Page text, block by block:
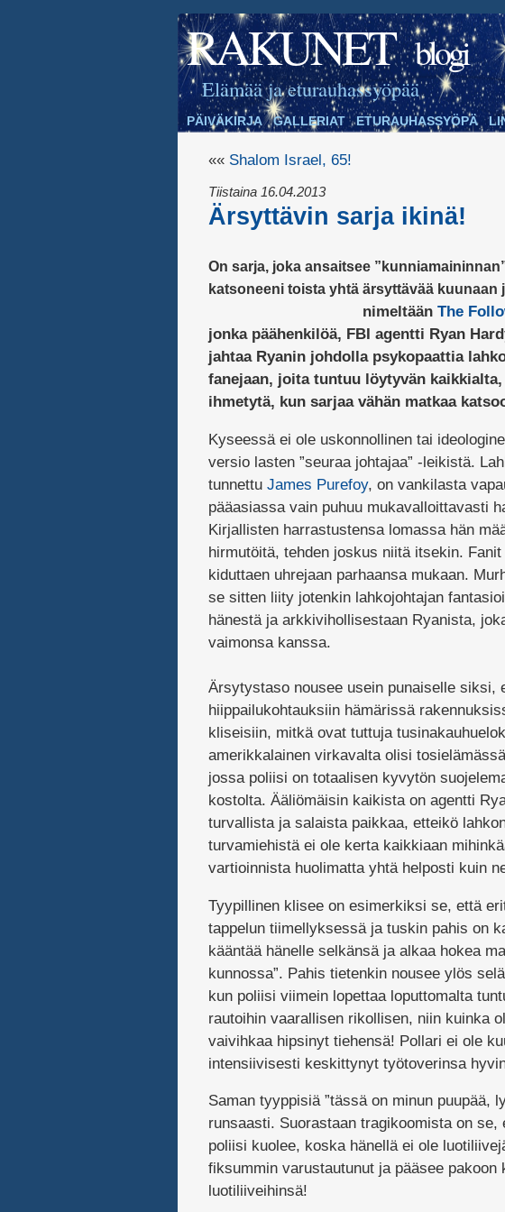
RAKUNET blogi
Elämää ja eturauhassyöpää
PÄIVÄKIRJA GALLERIAT ETURAUHASSYÖPÄ
«« Shalom Israel, 65!
Tiistaina 16.04.2013
Ärsyttävin sarja ikinä!
On sarja, joka ansaitsee
katsoneeni toista yhtä ärsyttävää kuunaan
nimeltään The
jonka päähenkilöä, FBI agentti Ryan
jahtaa Ryanin johdolla psykopaattia
fanejaan, joita tuntuu löytyvän
ihmetytä, kun sarjaa vähän matkaa
Kyseessä ei ole uskonnollinen tai
versio lasten ”seuraa johtajaa” -leikistä.
tunnettu James Purefoy, on vankilasta
pääasiassa vain puhuu mukavalloittavasti
Kirjallisten harrastustensa lomassa hän
hirmutöitä, tehden joskus niitä itsekin.
kiduttaen uhrejaan parhaansa mukaan.
se sitten liity jotenkin lahkojohtajan
hänestä ja arkkivihollisestaan Ryanista,
vaimonsa kanssa.
Ärsytystaso nousee usein punaiselle siksi,
hiippailukohtauksiin hämärissä
kliseisiin, mitkä ovat tuttuja
amerikkalainen virkavalta olisi
jossa poliisi on totaalisen kyvytön
kostolta. Ääliömäisin kaikista on agentti
turvallista ja salaista paikkaa, etteikö
turvamiehistä ei ole kerta kaikkiaan
vartioinnista huolimatta yhtä helposti kuin
Tyypillinen klisee on esimerkiksi se, että
tappelun tiimellyksessä ja tuskin pahis on
kääntää hänelle selkänsä ja alkaa hokea
kunnossa”. Pahis tietenkin nousee ylös
kun poliisi viimein lopettaa loputtomalta
rautoihin vaarallisen rikollisen, niin kuinka
vaivihkaa hipsinyt tiehensä! Pollari ei ole
intensiivisesti keskittynyt työtoverinsa
Saman tyyppisiä ”tässä on minun puupää,
runsaasti. Suorastaan tragikoomista on
poliisi kuolee, koska hänellä ei ole
fiksummin varustautunut ja pääsee pakoon
luotiliiveihinsä!